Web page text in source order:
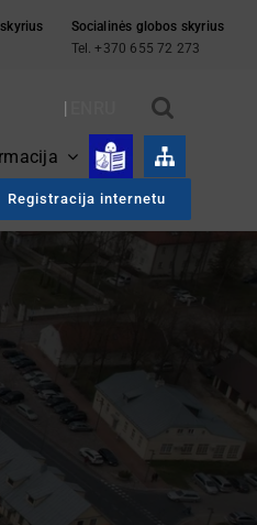
Socialinės globos skyrius
Tel. +370 655 72 273
Registracija internetu